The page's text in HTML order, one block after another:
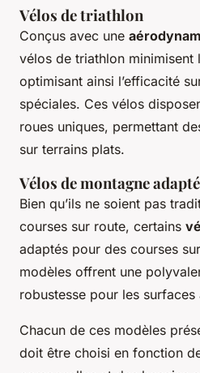
Vélos de triathlon
Conçus avec une
vélos de triathlon minimisent
optimisant ainsi l’efficacité
spéciales. Ces vélos
roues uniques, permettant
sur terrains plats.
Vélos de montagne
Bien qu’ils ne soient pas
courses sur route, certains
adaptés pour des courses
modèles offrent une
robustesse pour les surfaces
Chacun de ces modèles
doit être choisi en fonction